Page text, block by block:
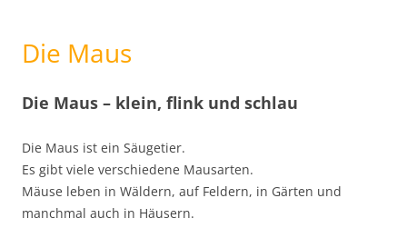
Die Maus
Die Maus – klein, flink und schlau
Die Maus ist ein Säugetier.
Es gibt viele verschiedene Mausarten.
Mäuse leben in Wäldern, auf Feldern, in Gärten und
manchmal auch in Häusern.